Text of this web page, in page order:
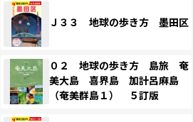
Ｊ３３ 地球の歩き方 墨田区
０２ 地球の歩き方 島旅 奄
美大島 喜界島 加計呂麻島
（奄美群島１） ５訂版